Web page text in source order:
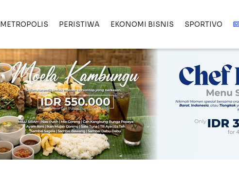
METROPOLIS PERISTIWA EKONOMI BISNIS SPORTIVO